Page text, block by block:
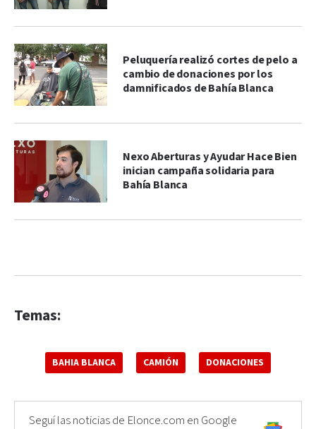
Peluquería realizó cortes de pelo a
cambio de donaciones por los
damnificados de Bahía Blanca
Nexo Aberturas y Ayudar Hace Bien
inician campaña solidaria para
Bahía Blanca
Temas:
BAHIA BLANCA CAMIÓN DONACIONES
Seguí las noticias de Elonce.com en Google